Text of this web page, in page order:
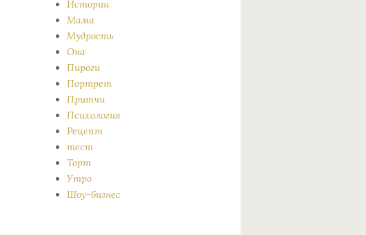
Истории
Мама
Мудрость
Она
Пироги
Портрет
Притчи
Психология
Рецепт
тест
Торт
Утро
Шоу-бизнес